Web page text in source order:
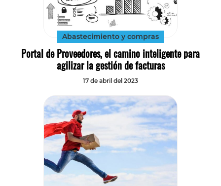
Abastecimiento y compras
Portal de Proveedores, el camino inteligente para
agilizar la gestión de facturas
17 de abril del 2023